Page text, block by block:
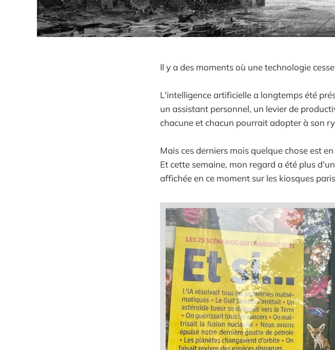
Il y a des moments où une technologie
L'intelligence artificielle a longtemps été
un assistant personnel, un levier de
chacune et chacun pourrait adopter à son
Mais ces derniers mois quelque chose est
Et cette semaine, mon regard a été plus
affichée en ce moment sur les kiosques